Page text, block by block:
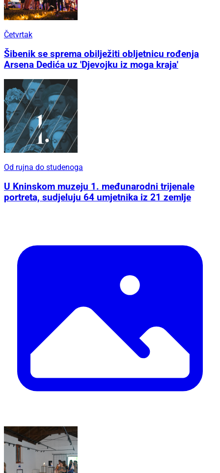
Četvrtak
Šibenik se sprema obilježiti obljetnicu rođenja
Arsena Dedića uz 'Djevojku iz moga kraja'
Od rujna do studenoga
U Kninskom muzeju 1. međunarodni trijenale
portreta, sudjeluju 64 umjetnika iz 21 zemlje